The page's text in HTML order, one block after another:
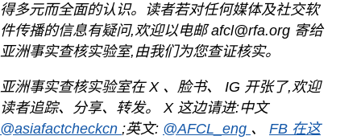
得多元而全面的认识。读者若对任何媒体及社交软
件传播的信息有疑问,欢迎以电邮 afcl@rfa.org 寄给
亚洲事实查核实验室,由我们为您查证核实。
亚洲事实查核实验室在 X 、脸书、 IG 开张了,欢迎
读者追踪、分享、转发。
X 这边请进:中文
@asiafactcheckcn ;英文: @AFCL_eng 、 FB 在这